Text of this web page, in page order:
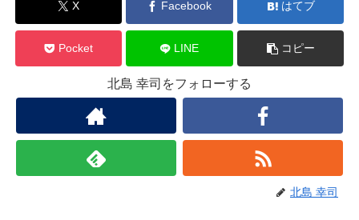
X Facebook はてブ
Pocket LINE コピー
北島 幸司をフォローする
北島 幸司